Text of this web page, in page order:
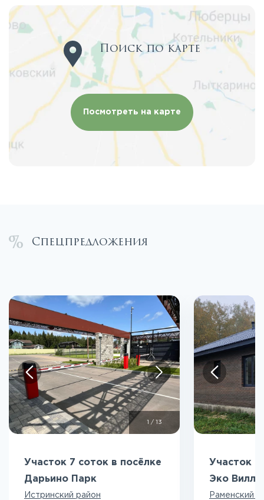
Поиск по карте
Посмотреть на карте
Спецпредложения
/ 13
Участок 7 соток в посёлке
Дарьино Парк
Истринский район
Участок 5
Эко
Раменский